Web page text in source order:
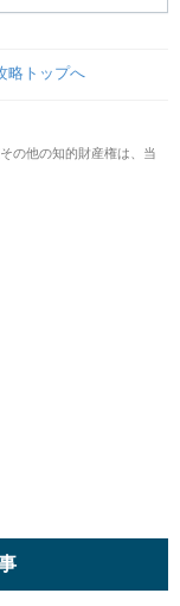
略トップへ
の他の知的財産権は、当